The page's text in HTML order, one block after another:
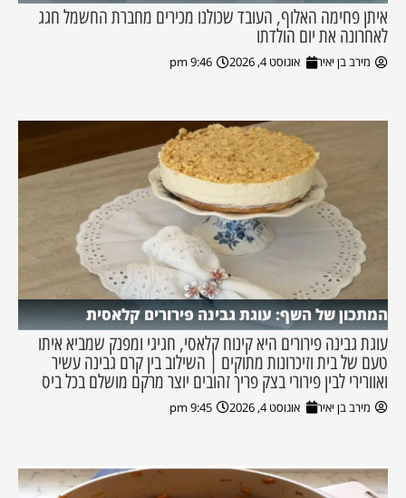
איתן פחימה האלוף, העובד שכולנו מכירים מחברת החשמל חגג
לאחרונה את יום הולדתו
מירב בן יאיר אוגוסט 4, 2026 9:46 pm
המתכון של השף: עוגת גבינה פירורים קלאסית
עוגת גבינה פירורים היא קינוח קלאסי, חגיגי ומפנק שמביא איתו
טעם של בית וזיכרונות מתוקים | השילוב בין קרם גבינה עשיר
ואוורירי לבין פירורי בצק פריך זהובים יוצר מרקם מושלם בכל ביס
מירב בן יאיר אוגוסט 4, 2026 9:45 pm